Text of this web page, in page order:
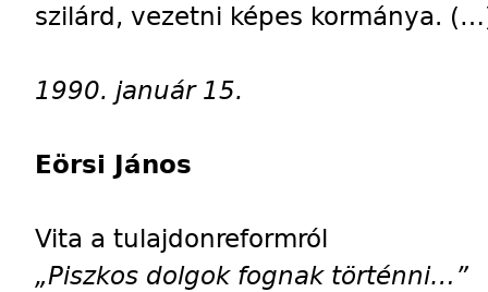
szilárd, vezetni képes kormánya.
1990. január 15.
Eörsi János
Vita a tulajdonreformról
„Piszkos dolgok fognak történni…”